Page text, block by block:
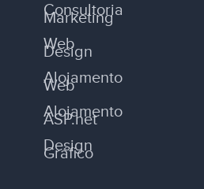
Consultoria
Marketing
Web
Design
Alojamento
Web
Alojamento
ASP.net
Design
Gráfico